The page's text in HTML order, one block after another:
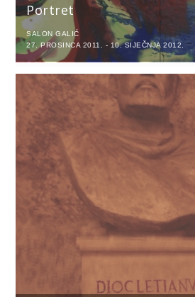
Portret
SALON GALIĆ
27. PROSINCA 2011. - 10. SIJEČNJA 2012.